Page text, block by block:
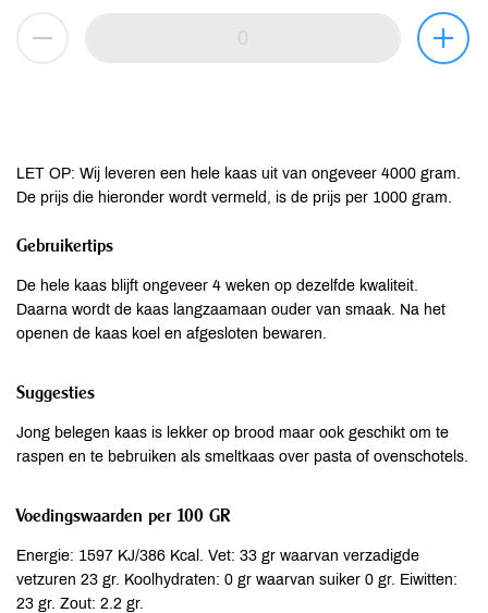
LET OP: Wij leveren een hele kaas uit van ongeveer 4000 gram.
De prijs die hieronder wordt vermeld, is de prijs per 1000 gram.
Gebruikertips
De hele kaas blijft ongeveer 4 weken op dezelfde kwaliteit.
Daarna wordt de kaas langzaamaan ouder van smaak. Na het
openen de kaas koel en afgesloten bewaren.
Suggesties
Jong belegen kaas is lekker op brood maar ook geschikt om te
raspen en te bebruiken als smeltkaas over pasta of ovenschotels.
Voedingswaarden per 100 GR
Energie: 1597 KJ/386 Kcal. Vet: 33 gr waarvan verzadigde
vetzuren 23 gr. Koolhydraten: 0 gr waarvan suiker 0 gr. Eiwitten:
23 gr. Zout: 2.2 gr.